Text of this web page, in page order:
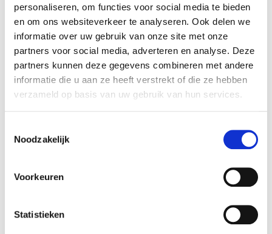
personaliseren, om functies voor social media te bieden
en om ons websiteverkeer te analyseren. Ook delen we
informatie over uw gebruik van onze site met onze
partners voor social media, adverteren en analyse. Deze
partners kunnen deze gegevens combineren met andere
informatie die u aan ze heeft verstrekt of die ze hebben
verzameld op basis van uw gebruik van hun services.
Noodzakelijk
Voorkeuren
Statistieken
N.B.: Lisa Landskron heeft haar onderzoeksperiode
afgerond, maar het onderzoek loopt nog.
Hoe hoger de onderzoekskwaliteit, des
die leiden tot nieuwe